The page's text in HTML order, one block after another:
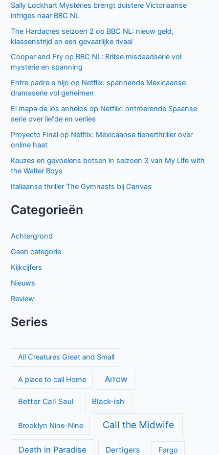
Sally Lockhart Mysteries brengt duistere Victoriaanse
intriges naar BBC NL
The Hardacres seizoen 2 op BBC NL: nieuw geld,
klassenstrijd en een gevaarlijke rivaal
Cooper and Fry op BBC NL: Britse misdaadserie vol
mysterie en spanning
Entre padre e hijo op Netflix: spannende Mexicaanse
dramaserie vol geheimen
El mapa de los anhelos op Netflix: ontroerende Spaanse
serie over liefde en verlies
Proyecto Final op Netflix: Mexicaanse tienerthriller over
online haat
Keuzes en gevoelens botsen in seizoen 3 van My Life with
the Walter Boys
Italiaanse thriller The Gymnasts bij Canvas
Categorieën
Achtergrond
Geen categorie
Kijkcijfers
Nieuws
Review
Series
All Creatures Great and Small
A place to call Home Arrow
Better Call Saul Black-ish
Brooklyn Nine-Nine Call the Midwife
Death in Paradise Dertigers Fargo